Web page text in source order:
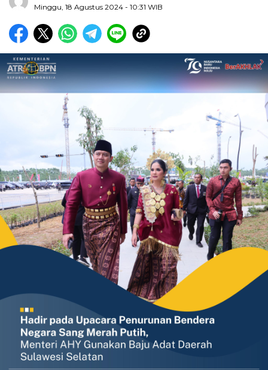
Minggu, 18 Agustus 2024 - 10:31 WIB